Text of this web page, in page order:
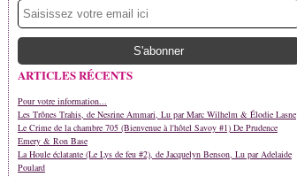
ARTICLES RÉCENTS
Pour votre information...
Les Trônes Trahis, de Nesrine Ammari, Lu par Marc Wilhelm & Élodie Lasne
Le Crime de la chambre 705 (Bienvenue à l'hôtel Savoy #1) De Prudence
Emery & Ron Base
La Houle éclatante (Le Lys de feu #2), de Jacquelyn Benson, Lu par Adelaide
Poulard